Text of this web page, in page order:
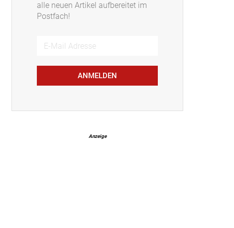
alle neuen Artikel aufbereitet im
Postfach!
ANMELDEN
Anzeige